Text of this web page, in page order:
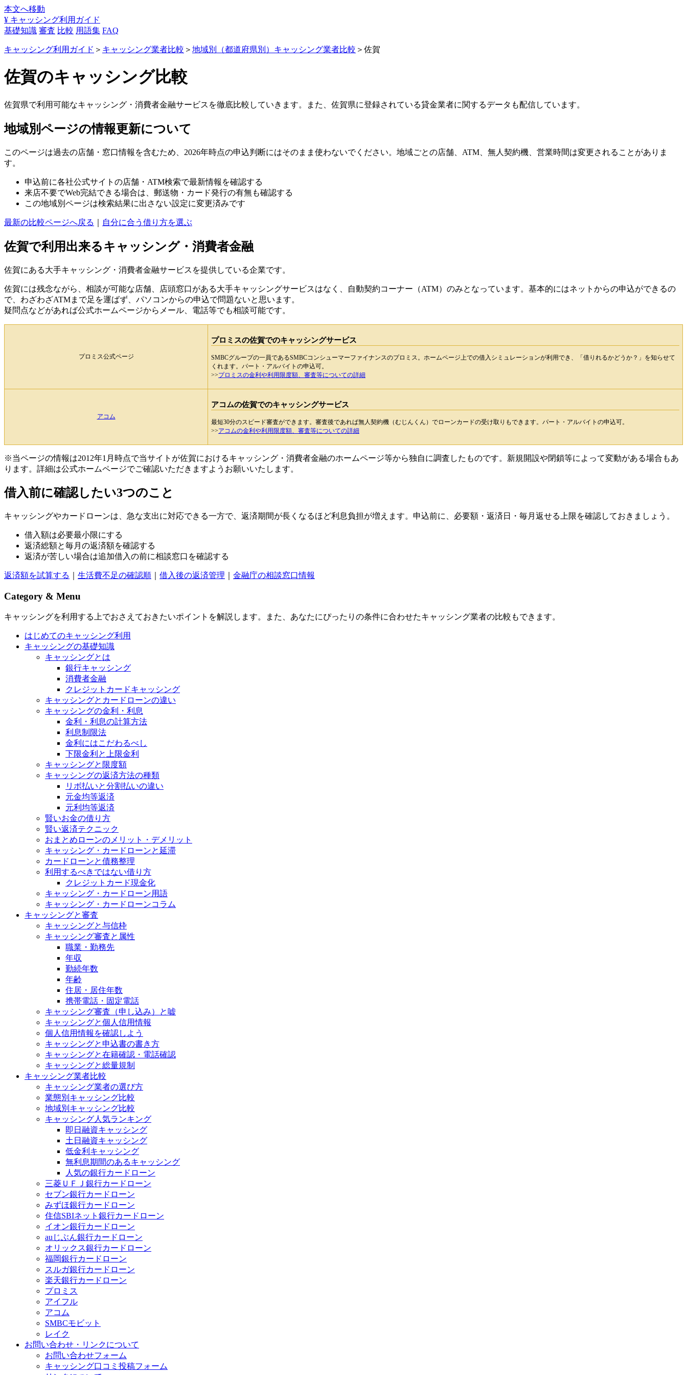
本文へ移動
¥ キャッシング利用ガイド
基礎知識 審査 比較 用語集 FAQ
キャッシング利用ガイド ＞ キャッシング業者比較 ＞ 地域別（都道府県別）キャッシング業者比較 ＞佐賀
佐賀のキャッシング比較
佐賀県で利用可能なキャッシング・消費者金融サービスを徹底比較していきます。また、佐賀県に登録されている貸金業者に関するデータも配信しています。
地域別ページの情報更新について
このページは過去の店舗・窓口情報を含むため、2026年時点の申込判断にはそのまま使わないでください。地域ごとの店舗、ATM、無人契約機、営業時間は変更されることがありま
す。
申込前に各社公式サイトの店舗・ATM検索で最新情報を確認する
来店不要でWeb完結できる場合は、郵送物・カード発行の有無も確認する
この地域別ページは検索結果に出さない設定に変更済みです
最新の比較ページへ戻る 自分に合う借り方を選ぶ
佐賀で利用出来るキャッシング・消費者金融
佐賀にある大手キャッシング・消費者金融サービスを提供している企業です。
佐賀には残念ながら、相談が可能な店舗、店頭窓口がある大手キャッシングサービスはなく、自動契約コーナー（ATM）のみとなっています。基本的にはネットからの申込ができるの
で、わざわざATMまで足を運ばず、パソコンからの申込で問題ないと思います。
疑問点などがあれば公式ホームページからメール、電話等でも相談可能です。
プロミス公式ページ
プロミスの佐賀でのキャッシングサービス
SMBCグループの一員であるSMBCコンシューマーファイナンスのプロミス。ホームページ上での借入シミュレーションが利用でき、「借りれるかどうか？」を知らせて
くれます。パート・アルバイトの申込可。
>>プロミスの金利や利用限度額、審査等についての詳細
アコム
アコムの佐賀でのキャッシングサービス
最短30分のスピード審査ができます。審査後であれば無人契約機（むじんくん）でローンカードの受け取りもできます。パート・アルバイトの申込可。
>>アコムの金利や利用限度額、審査等についての詳細
※当ページの情報は2012年1月時点で当サイトが佐賀におけるキャッシング・消費者金融のホームページ等から独自に調査したものです。新規開設や閉鎖等によって変動がある場合もあ
ります。詳細は公式ホームページでご確認いただきますようお願いいたします。
借入前に確認したい3つのこと
キャッシングやカードローンは、急な支出に対応できる一方で、返済期間が長くなるほど利息負担が増えます。申込前に、必要額・返済日・毎月返せる上限を確認しておきましょう。
借入額は必要最小限にする
返済総額と毎月の返済額を確認する
返済が苦しい場合は追加借入の前に相談窓口を確認する
返済額を試算する 生活費不足の確認順 借入後の返済管理 金融庁の相談窓口情報
Category & Menu
キャッシングを利用する上でおさえておきたいポイントを解説します。また、あなたにぴったりの条件に合わせたキャッシング業者の比較もできます。
はじめてのキャッシング利用
キャッシングの基礎知識
キャッシングとは
銀行キャッシング
消費者金融
クレジットカードキャッシング
キャッシングとカードローンの違い
キャッシングの金利・利息
金利・利息の計算方法
利息制限法
金利にはこだわるべし
下限金利と上限金利
キャッシングと限度額
キャッシングの返済方法の種類
リボ払いと分割払いの違い
元金均等返済
元利均等返済
賢いお金の借り方
賢い返済テクニック
おまとめローンのメリット・デメリット
キャッシング・カードローンと延滞
カードローンと債務整理
利用するべきではない借り方
クレジットカード現金化
キャッシング・カードローン用語
キャッシング・カードローンコラム
キャッシングと審査
キャッシングと与信枠
キャッシング審査と属性
職業・勤務先
年収
勤続年数
年齢
住居・居住年数
携帯電話・固定電話
キャッシング審査（申し込み）と嘘
キャッシングと個人信用情報
個人信用情報を確認しよう
キャッシングと申込書の書き方
キャッシングと在籍確認・電話確認
キャッシングと総量規制
キャッシング業者比較
キャッシング業者の選び方
業態別キャッシング比較
地域別キャッシング比較
キャッシング人気ランキング
即日融資キャッシング
土日融資キャッシング
低金利キャッシング
無利息期間のあるキャッシング
人気の銀行カードローン
三菱ＵＦＪ銀行カードローン
セブン銀行カードローン
みずほ銀行カードローン
住信SBIネット銀行カードローン
イオン銀行カードローン
auじぶん銀行カードローン
オリックス銀行カードローン
福岡銀行カードローン
スルガ銀行カードローン
楽天銀行カードローン
プロミス
アイフル
アコム
SMBCモビット
レイク
お問い合わせ・リンクについて
お問い合わせフォーム
キャッシング口コミ投稿フォーム